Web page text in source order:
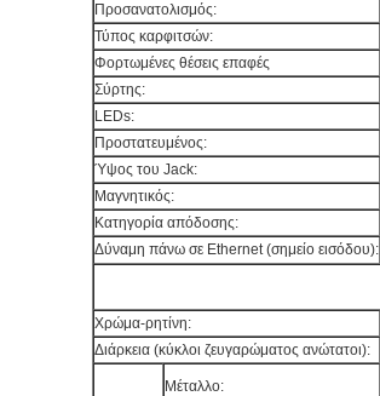
Προσανατολισμός:
Τύπος καρφιτσών:
Φορτωμένες θέσεις επαφές
Σύρτης:
LEDs:
Προστατευμένος:
Ύψος του Jack:
Μαγνητικός:
Κατηγορία απόδοσης:
Δύναμη πάνω σε Ethernet (σημείο εισόδου):
Χρώμα-ρητίνη:
Διάρκεια (κύκλοι ζευγαρώματος ανώτατοι):
Μέταλλο: